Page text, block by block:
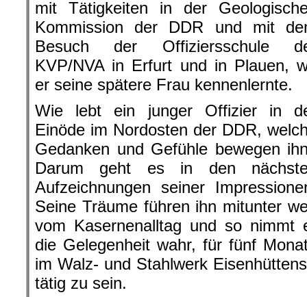
mit Tätigkeiten in der
Kommission der DDR und mit
Besuch der Offiziersschule
KVP/NVA in Erfurt und in Plauen,
er seine spätere Frau kennenlernte.
Wie lebt ein junger Offizier in
Einöde im Nordosten der DDR,
Gedanken und Gefühle bewegen
Darum geht es in den
Aufzeichnungen seiner
Seine Träume führen ihn mitunter
vom Kasernenalltag und so nimmt
die Gelegenheit wahr, für fünf
im Walz- und Stahlwerk
tätig zu sein.